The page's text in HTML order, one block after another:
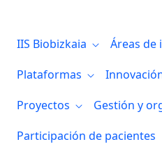
IIS Biobizkaia
Áreas de
Plataformas
Proyectos
Gestión y
Participación de pacientes